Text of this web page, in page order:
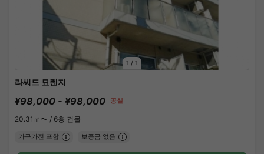
1 / 1
라씨드 묘렌지
¥98,000 - ¥98,000 공실
20.31㎡〜 / 6층 건물
가구가전 포함 보증금 없음